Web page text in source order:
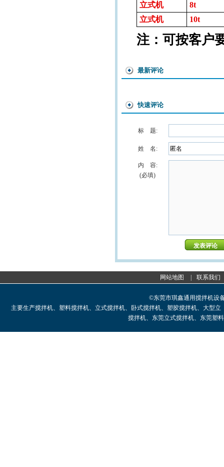
立式机
8t
立式机
10t
注：可按客户
最新评论
快速评论
标 题:
姓 名:
内 容:
(必填)
网站地图 联系我们
©东莞市琪鑫通用搅拌机设
主要生产搅拌机、塑料搅拌机、立式搅拌机、卧式搅拌机、塑胶搅拌机、大型
搅拌机、东莞立式搅拌机、东莞塑